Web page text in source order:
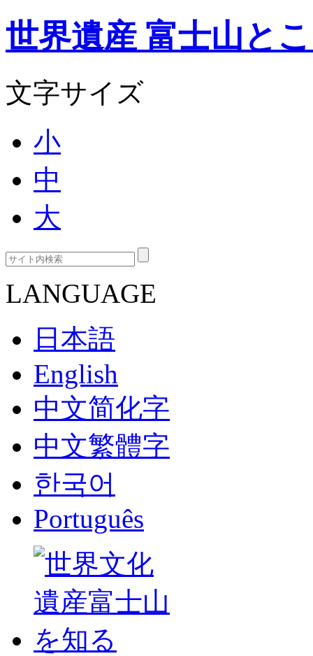
世界遺産 富士山と
文字サイズ
小
中
大
LANGUAGE
日本語
English
中文简化字
中文繁體字
한국어
Português